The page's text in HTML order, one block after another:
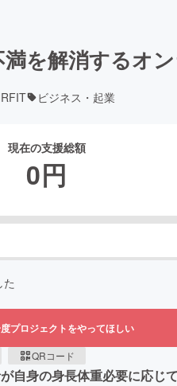
を解消するオ
ビジネス・起業
現在の支援総額
0円
プロジェクトをやってほしい
QRコード
身の身長体重必要に応じ